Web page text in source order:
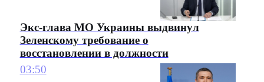
Экс-глава МО Украины выдвинул
Зеленскому требование о
восстановлении в должности
03:50